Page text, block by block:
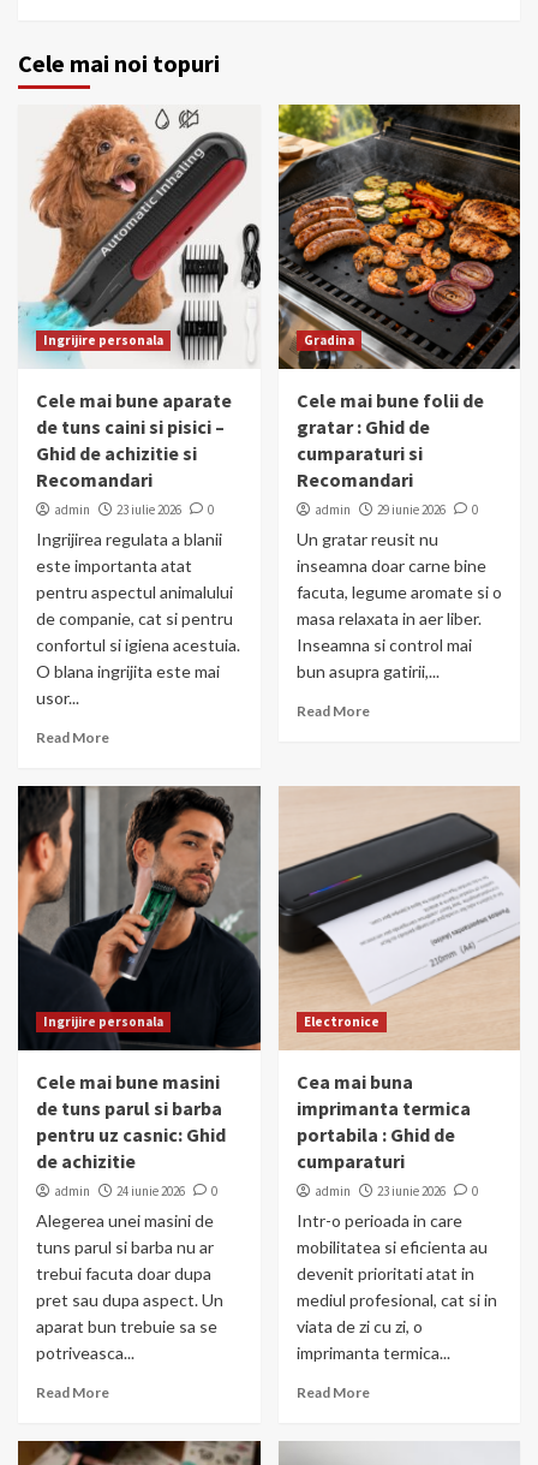
Cele mai noi topuri
Ingrijire personala
Cele mai bune aparate
de tuns caini si pisici –
Ghid de achizitie si
Recomandari
admin 23 iulie 2026 0
Ingrijirea regulata a blanii
este importanta atat
pentru aspectul animalului
de companie, cat si pentru
confortul si igiena acestuia.
O blana ingrijita este mai
usor...
Read More
Gradina
Cele mai bune folii de
gratar : Ghid de
cumparaturi si
Recomandari
admin 29 iunie 2026 0
Un gratar reusit nu
inseamna doar carne bine
facuta, legume aromate si o
masa relaxata in aer liber.
Inseamna si control mai
bun asupra gatirii,...
Read More
Ingrijire personala
Cele mai bune masini
de tuns parul si barba
pentru uz casnic: Ghid
de achizitie
admin 24 iunie 2026 0
Alegerea unei masini de
tuns parul si barba nu ar
trebui facuta doar dupa
pret sau dupa aspect. Un
aparat bun trebuie sa se
potriveasca...
Read More
Electronice
Cea mai buna
imprimanta termica
portabila : Ghid de
cumparaturi
admin 23 iunie 2026 0
Intr-o perioada in care
mobilitatea si eficienta au
devenit prioritati atat in
mediul profesional, cat si in
viata de zi cu zi, o
imprimanta termica...
Read More